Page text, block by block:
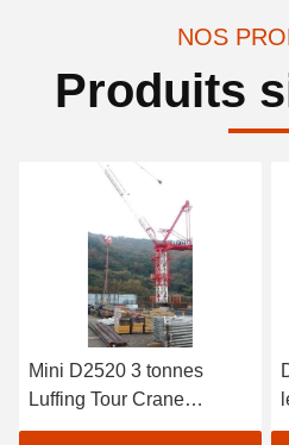
NOS
Produits
Mini D2520 3 tonnes
Luffing Tour Crane
Conception pour la Corée